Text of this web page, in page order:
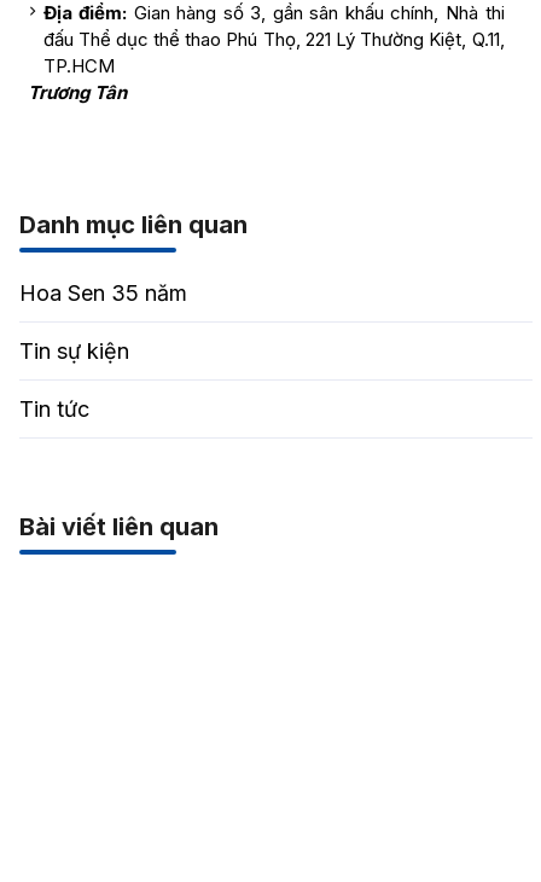
Địa điểm: Gian hàng số 3, gần sân khấu chính, Nhà thi
đấu Thể dục thể thao Phú Thọ, 221 Lý Thường Kiệt, Q.11,
TP.HCM
Trương Tân
Danh mục liên quan
Hoa Sen 35 năm
Tin sự kiện
Tin tức
Bài viết liên quan